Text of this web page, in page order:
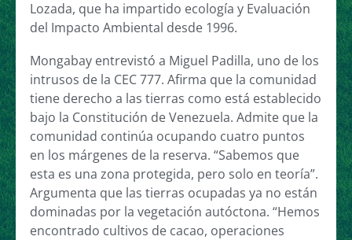
Lozada, que ha impartido ecología y Evaluación
del Impacto Ambiental desde 1996.
Mongabay entrevistó a Miguel Padilla, uno de los
intrusos de la CEC 777. Afirma que la comunidad
tiene derecho a las tierras como está establecido
bajo la Constitución de Venezuela. Admite que la
comunidad continúa ocupando cuatro puntos
en los márgenes de la reserva. “Sabemos que
esta es una zona protegida, pero solo en teoría”.
Argumenta que las tierras ocupadas ya no están
dominadas por la vegetación autóctona. “Hemos
encontrado cultivos de cacao, operaciones